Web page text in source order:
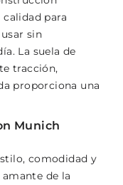
para
sin
La suela de
tracción,
proporciona una
Munich
comodidad y
de la